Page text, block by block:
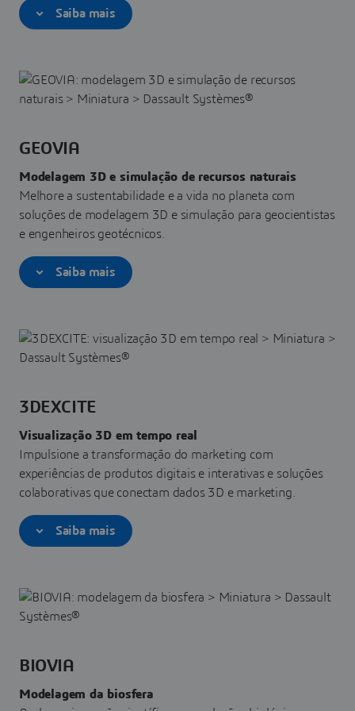
Saiba mais
GEOVIA
Modelagem 3D e simulação de recursos naturais
Melhore a sustentabilidade e a vida no planeta com
soluções de modelagem 3D e simulação para geocientistas
e engenheiros geotécnicos.
Saiba mais
3DEXCITE
Visualização 3D em tempo real
Impulsione a transformação do marketing com
experiências de produtos digitais e interativas e soluções
colaborativas que conectam dados 3D e marketing.
Saiba mais
BIOVIA
Modelagem da biosfera